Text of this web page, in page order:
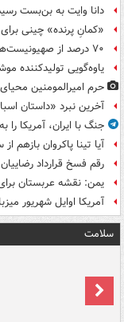
دانا وایت به بن‌بست
«کمانِ پرنده» چینی
۷۰ درصد از صهیونیست‌ها نگران سلامت انتخابات هستند
یاوه‌گویی تولیدکننده
حرم امیرالمومنین
آخرین نبرد «داستان
جنگ با ایران، آمریکا
آیا تینا پاکروان بازهم
رقم فسخ قرارداد رضاییان با
یمن: نقشه عربستان
آمریکا اوایل شهریور
سلامت